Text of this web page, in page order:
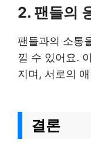
2. 팬들의
팬들과의 소통
낄 수 있어요.
지며, 서로의
결론